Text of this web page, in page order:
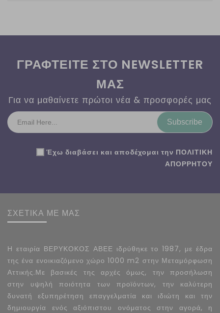
ΓΡΑΦΤΕΙΤΕ ΣΤΟ NEWSLETTER
ΜΑΣ
Για να μαθαίνετε πρώτοι νέα & προσφορές μας
Subscribe
Έχω διαβάσει και αποδέχομαι την ΠΟΛΙΤΙΚΗ
ΑΠΟΡΡΗΤΟΥ
ΣΧΕΤΙΚΑ ΜΕ ΜΑΣ
Η εταιρία ΒΕΡΥΚΟΚΟΣ ΑΒΕΕ ιδρύθηκε το 1987, με έδρα
της ένα ενοικιαζόμενο χώρο 1000 m2 στην Μεταμόρφωση
Αττικής.Με βασικές της αρχές όμως, την προσήλωση
στην υψηλή ποιότητα των προϊόντων, την καλύτερη
δυνατή εξυπηρέτηση επαγγελματία και ιδιώτη και την
δημιουργία ενός αξιόπιστου ονόματος στην αγορά, η